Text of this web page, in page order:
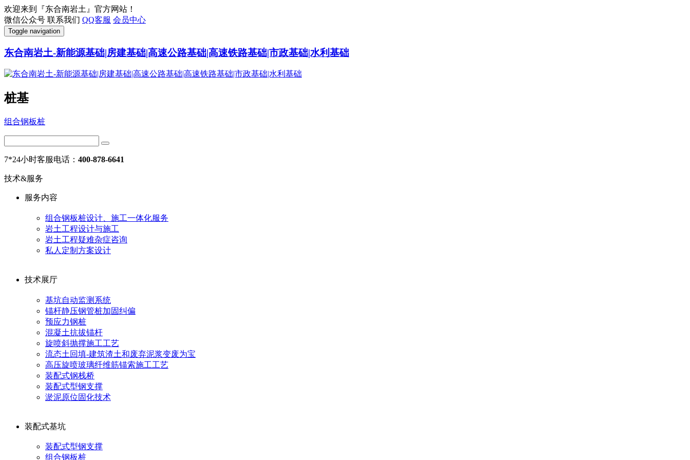
欢迎来到『东合南岩土』官方网站！
微信公众号 联系我们 QQ客服 会员中心
Toggle navigation
东合南岩土-新能源基础|房建基础|高速公路基础|高速铁路基础|市政基础|水利基础
桩基
组合钢板桩
7*24小时客服电话： 400-878-6641
技术&服务
服务内容
组合钢板桩设计、施工一体化服务
岩土工程设计与施工
岩土工程疑难杂症咨询
私人定制方案设计
技术展厅
基坑自动监测系统
锚杆静压钢管桩加固纠偏
预应力钢桩
混凝土抗拔锚杆
旋喷斜抛撑施工工艺
流态土回填-建筑渣土和废弃泥浆变废为宝
高压旋喷玻璃纤维筋锚索施工工艺
装配式钢栈桥
装配式型钢支撑
淤泥原位固化技术
装配式基坑
装配式型钢支撑
组合钢板桩